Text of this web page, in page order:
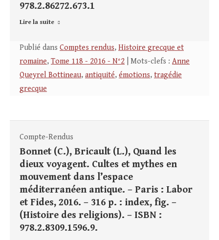
978.2.86272.673.1
Lire la suite
Publié dans Comptes rendus, Histoire grecque et
romaine, Tome 118 - 2016 - N°2 | Mots-clefs : Anne
Queyrel Bottineau, antiquité, émotions, tragédie
grecque
Compte-Rendus
Bonnet (C.), Bricault (L.), Quand les
dieux voyagent. Cultes et mythes en
mouvement dans l’espace
méditerranéen antique. – Paris : Labor
et Fides, 2016. – 316 p. : index, fig. –
(Histoire des religions). – ISBN :
978.2.8309.1596.9.